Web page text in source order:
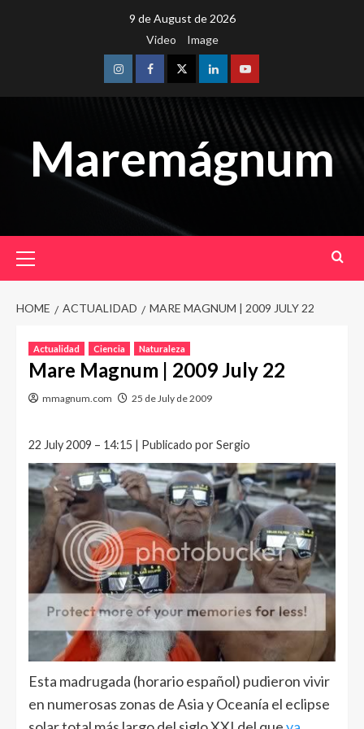
9 de August de 2026
Video
Image
InstagramFacebookTwitterLinkedinYoutube
Maremágnum
Menu
HOME ACTUALIDAD MARE MAGNUM | 2009 JULY 22
Actualidad Ciencia Naturaleza
Mare Magnum | 2009 July 22
mmagnum.com 25 de July de 2009
22 July 2009 – 14:15 | Publicado por Sergio
Esta madrugada (horario español) pudieron vivir
en numerosas zonas de Asia y Oceanía el eclipse